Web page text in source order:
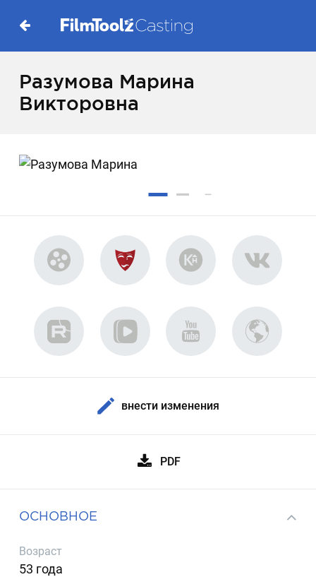
Разумова Марина
Викторовна
внести изменения
PDF
ОСНОВНОЕ
Возраст
53 года